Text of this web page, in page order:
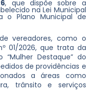
, que dispõe sobre a
na Lei Municipal
o Plano Municipal de
vereadores, como o
01/2026, que trata da
Destaque” do
de providências e
a áreas como
trânsito e serviços